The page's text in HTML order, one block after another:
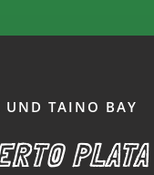
UND TAINO BAY
PLATA